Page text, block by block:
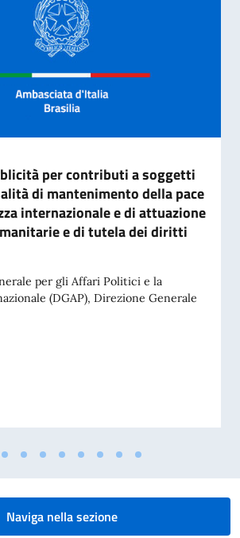
per contributi a soggetti
di mantenimento della pace
internazionale e di attuazione
e di tutela dei diritti
per gli Affari Politici e la
(DGAP), Direzione Generale
pubblicità per contributi a soggetti privati per
Naviga nella sezione